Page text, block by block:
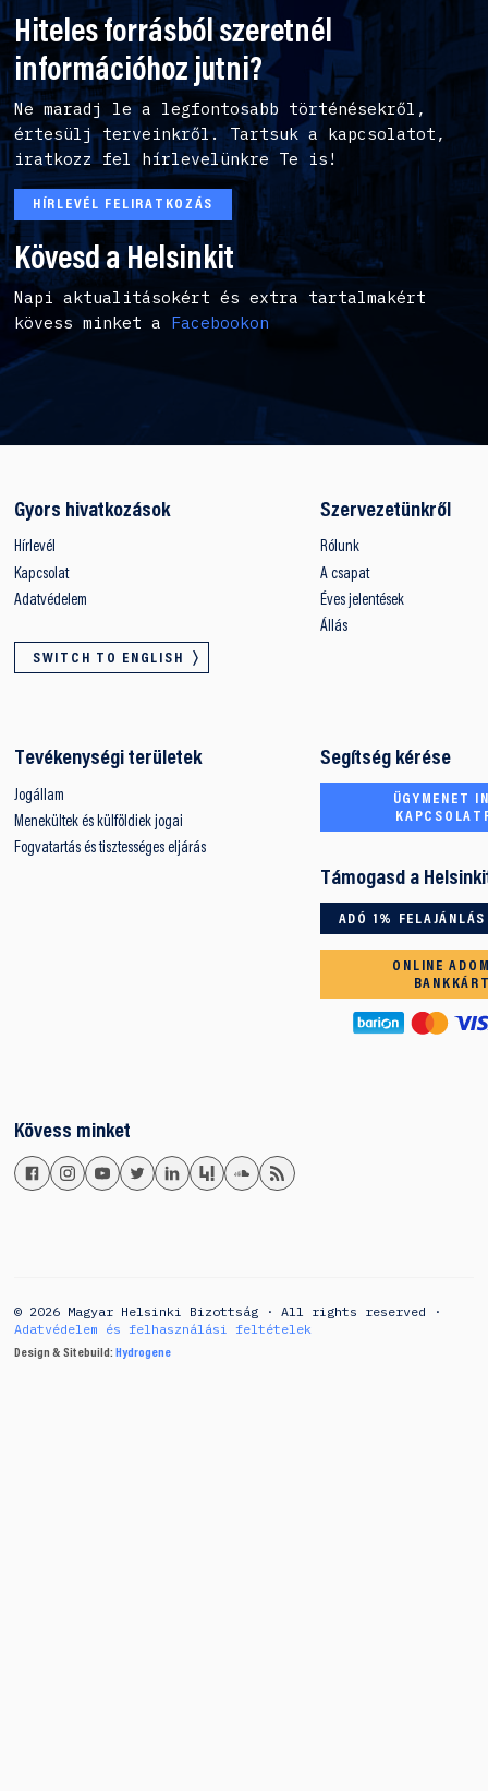
Hiteles forrásból szeretnél
információhoz jutni?
Ne maradj le a legfontosabb történésekről,
értesülj terveinkről. Tartsuk a kapcsolatot,
iratkozz fel hírlevelünkre Te is!
HÍRLEVÉL FELIRATKOZÁS
Kövesd a Helsinkit
Napi aktualitásokért és extra tartalmakért
kövess minket a Facebookon
Gyors hivatkozások
Hírlevél
Kapcsolat
Adatvédelem
SWITCH TO ENGLISH
Szervezetünkről
Rólunk
A csapat
Éves jelentések
Állás
Tevékenységi területek
Jogállam
Menekültek és külföldiek jogai
Fogvatartás és tisztességes eljárás
Segítség kérése
ÜGYMENET
Támogasd a
ADÓ 1% FELAJÁNLÁS
ONLINE
Kövess minket
© 2026 Magyar Helsinki Bizottság · All rights reserved ·
Adatvédelem és felhasználási feltételek
Design & Sitebuild: Hydrogene